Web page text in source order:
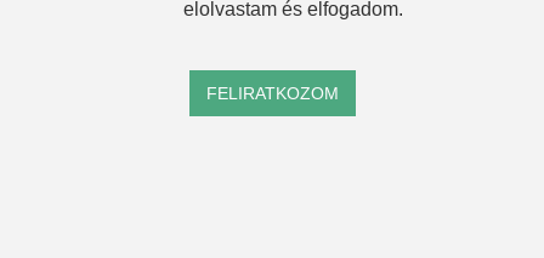
elolvastam és elfogadom.
FELIRATKOZOM